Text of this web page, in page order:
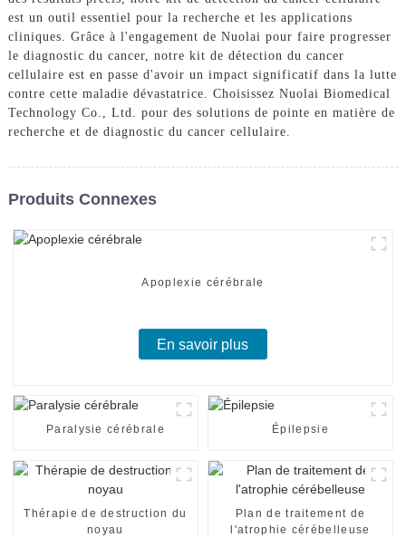
est un outil essentiel pour la recherche et les applications
cliniques. Grâce à l'engagement de Nuolai pour faire progresser
le diagnostic du cancer, notre kit de détection du cancer
cellulaire est en passe d'avoir un impact significatif dans la lutte
contre cette maladie dévastatrice. Choisissez Nuolai Biomedical
Technology Co., Ltd. pour des solutions de pointe en matière de
recherche et de diagnostic du cancer cellulaire.
Produits Connexes
Apoplexie cérébrale
En savoir plus
Paralysie cérébrale Épilepsie
Thérapie de destruction du
noyau
Plan de traitement de
l'atrophie cérébelleuse